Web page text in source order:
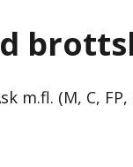
m.fl. (M, C, FP,